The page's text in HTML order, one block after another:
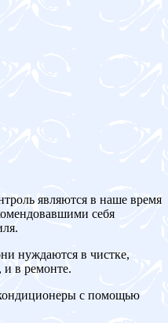
являются в наше время
себя
нуждаются в чистке,
и в ремонте.
с помощью